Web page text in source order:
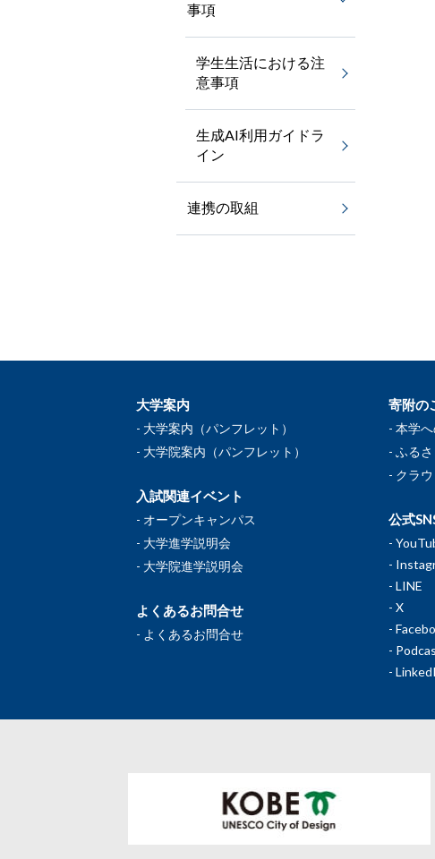
事項
学生生活における注
意事項
生成AI利用ガイドラ
イン
連携の取組
大学案内
大学案内（パンフレット）
大学院案内（パンフレット）
入試関連イベント
オープンキャンパス
大学進学説明会
大学院進学説明会
よくあるお問合せ
よくあるお問合せ
寄附の
本学
ふる
クラ
公式
LINE
X